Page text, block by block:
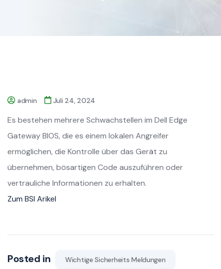
admin Juli 24, 2024
Es bestehen mehrere Schwachstellen im Dell Edge
Gateway BIOS, die es einem lokalen Angreifer
ermöglichen, die Kontrolle über das Gerät zu
übernehmen, bösartigen Code auszuführen oder
vertrauliche Informationen zu erhalten.
Zum BSI Arikel
Posted in Wichtige Sicherheits Meldungen